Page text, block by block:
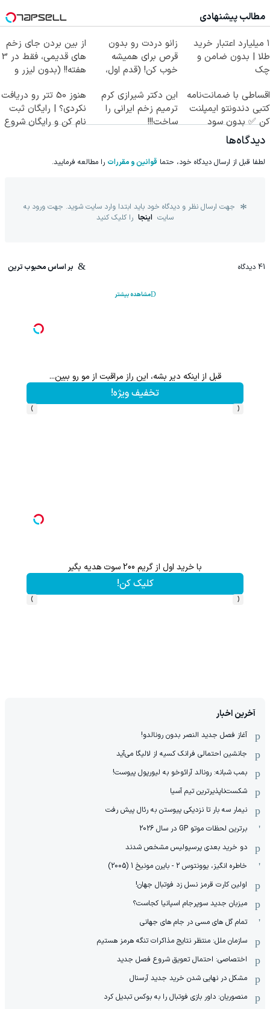
مطالب پیشنهادی
۱ میلیارد اعتبار خرید
طلا | بدون ضامن و
چک
زانو دردت رو بدون
قرص برای همیشه
خوب کن! (قدم اول،
از بین بردن جای زخم
های قدیمی، فقط در 3
هفته!! (بدون لیزر و
اقساطی با ضمانت‌نامه
کتبی دندونتو ایمپلنت
کن ✅ بدون سود
این دکتر شیرازی کرم
ترمیم زخم ایرانی را
ساخت!!!
هنوز 50 تتر رو دریافت
نکردی؟ | رایگان ثبت
نام کن و رایگان شروع
دیدگاه‌ها
لطفا قبل از ارسال دیدگاه خود، حتما قوانین و مقررات را مطالعه فرمایید.
جهت ارسال نظر و دیدگاه خود باید ابتدا وارد سایت شوید. جهت ورود به
سایت اینجا را کلیک کنید
41 دیدگاه بر اساس محبوب ترین
مشاهده بیشتر
قبل از اینکه دیر بشه، این راز مراقبت از مو رو ببین...
تخفیف ویژه!
‹
›
با خرید اول از گریم 200 سوت هدیه بگیر
کلیک کن!
‹
›
آخرین اخبار
آغاز فصل جدید النصر بدون رونالدو!
جانشین احتمالی فرانک کسیه از لالیگا می‌آید
بمب شبانه: رونالد آرائوخو به لیورپول پیوست!
شکست‌ناپذیرترین تیم آسیا
نیمار سه بار تا نزدیکی پیوستن به رئال پیش رفت
برترین لحظات موتو GP در سال 2026
دو خرید بعدی پرسپولیس مشخص شدند
خاطره انگیز، یوونتوس 2 - بایرن مونیخ 1 (2005)
اولین کارت قرمز نسل زد فوتبال جهان!
میزبان جدید سوپرجام اسپانیا کجاست؟
تمام گل های مسی در جام های جهانی
سازمان ملل: منتظر نتایج مذاکرات تنگه هرمز هستیم
اختصاصی: احتمال تعویق شروع فصل جدید
مشکل در نهایی شدن خرید جدید آرسنال
منصوریان: داور بازی فوتبال را به بوکس تبدیل کرد